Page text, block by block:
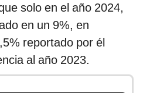
solo en el año 2024,
en un 9%, en
reportado por él
al año 2023.